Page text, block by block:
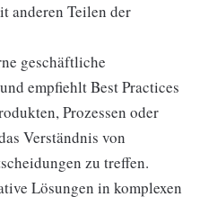
anderen Teilen der
geschäftliche
empfiehlt Best Practices
Prozessen oder
Verständnis von
zu treffen.
Lösungen in komplexen